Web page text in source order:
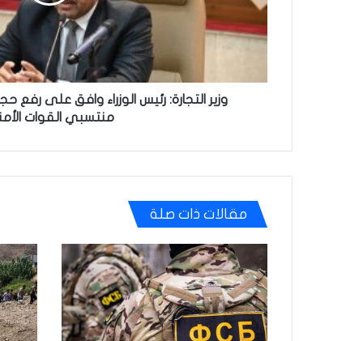
حجب
البطاقة
التموينية
وزير التجارة: رئيس الوزراء وافق على رفع
منتسبي القوات
مقالات ذات صلة